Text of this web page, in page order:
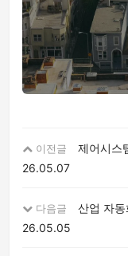
이전글
제어시스
26.05.07
다음글
산업 자
26.05.05